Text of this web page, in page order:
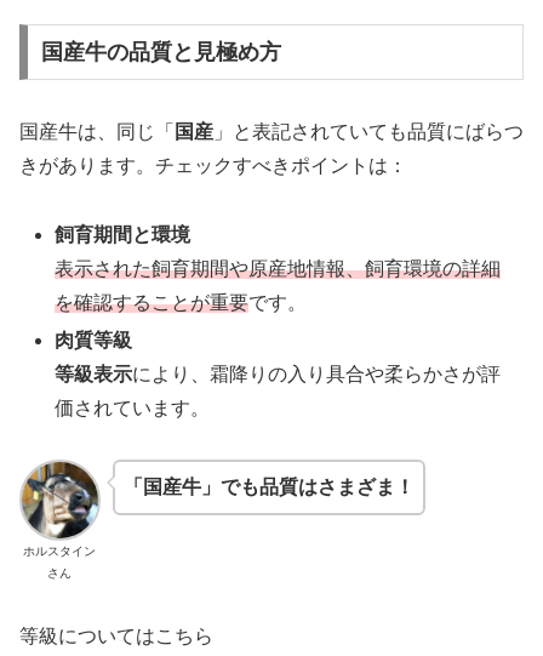
国産牛の品質と見極め方
国産牛は、同じ「 国産 」と表記されていても品質にばらつ
きがあります。チェックすべきポイントは：
飼育期間と環境
表示された飼育期間や原産地情報、飼育環境の詳細
を確認することが重要です。
肉質等級
等級表示により、霜降りの入り具合や柔らかさが評
価されています。
ホルスタイン
さん
「国産牛」でも品質はさまざま！
等級についてはこちら